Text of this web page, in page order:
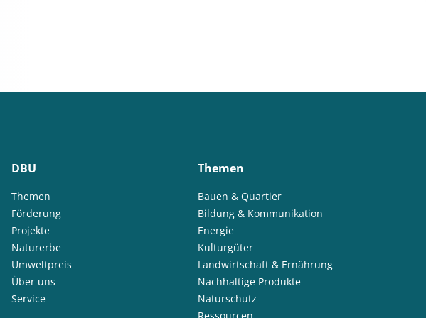
DBU
Themen
Förderung
Projekte
Naturerbe
Umweltpreis
Über uns
Service
Themen
Bauen & Quartier
Bildung & Kommunikation
Energie
Kulturgüter
Landwirtschaft & Ernährung
Nachhaltige Produkte
Naturschutz